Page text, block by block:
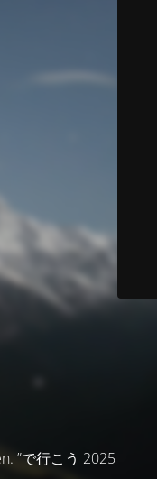
”で行こう 2025